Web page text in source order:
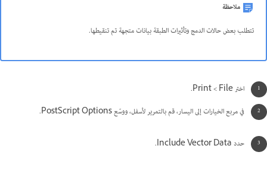
ملاحظة
تتطلب بعض حالات الدمج وتأثيرات الطبقة بيانات متجهة تم تنقيطها.
اختر File‏ > Print.
في مربع الخيارات إلى اليسار، قم بالتمرير لأسفل، ووسّع PostScript Options.
حدد Include Vector Data.